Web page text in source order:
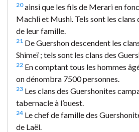
20ainsi que les fils de Merari en
Machli et Mushi. Tels sont les clans
de leur famille.
21 De Guershon descendent les
Shimeï ; tels sont les clans des
22 En comptant tous les hommes
on dénombra 7500 personnes.
23 Les clans des Guershonites
tabernacle à l’ouest.
24 Le chef de famille des
de Laël.